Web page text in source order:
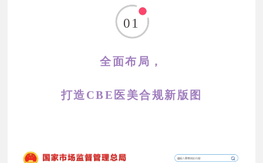
01
全面布局，
打造CBE 医美合规新版图